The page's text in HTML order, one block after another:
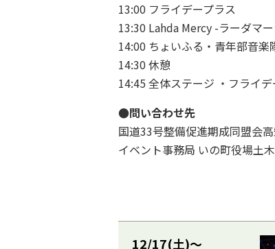
13:00 フライデープラス
13:30 Lahda Mercy -ラーダマ
14:00 ちょいふる・青年部音楽
14:30 休憩
14:45 全体ステージ ・フライ
●問い合わせ先
国道33号整備促進期成同盟会
イベント事務局 いの町役場土
12/17(土)～